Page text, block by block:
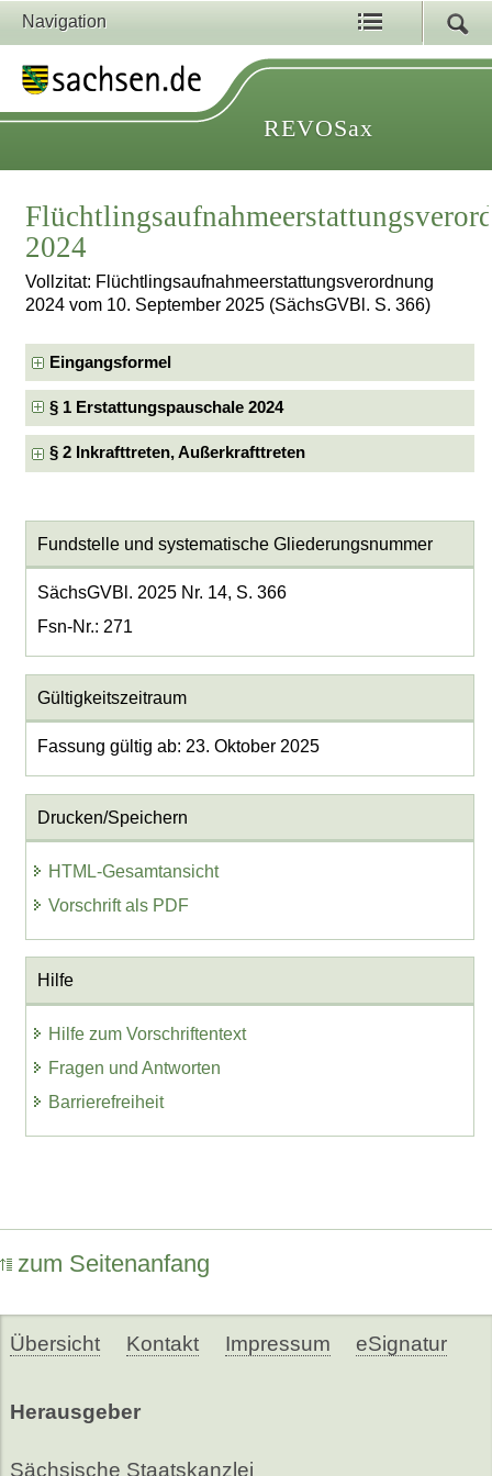
Navigation
REVOSax
2024
Vollzitat: Flüchtlingsaufnahmeerstattungsverordnung
2024 vom 10. September 2025 (SächsGVBl. S. 366)
Eingangsformel
§ 1 Erstattungspauschale 2024
§ 2 Inkrafttreten, Außerkrafttreten
Fundstelle und systematische Gliederungsnummer
SächsGVBl. 2025 Nr. 14, S. 366
Fsn-Nr.: 271
Gültigkeitszeitraum
Fassung gültig ab: 23. Oktober 2025
Drucken/Speichern
HTML-Gesamtansicht
Vorschrift als PDF
Hilfe
Hilfe zum Vorschriftentext
Fragen und Antworten
Barrierefreiheit
zum Seitenanfang
Übersicht Kontakt Impressum eSignatur
Herausgeber
Sächsische Staatskanzlei